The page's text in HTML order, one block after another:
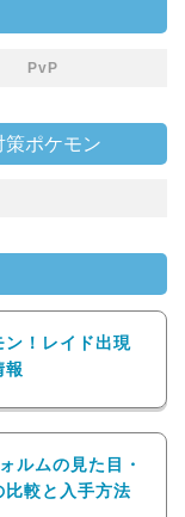
PvP
策ポケモン
ン！レイド出現
報
ルムの見た目・
較と入手方法